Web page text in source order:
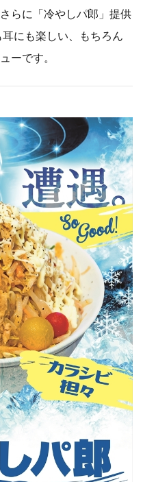
らに「冷やしパ郎」提供
にも楽しい、もちろん
ーです。